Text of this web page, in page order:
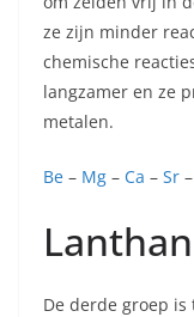
ze zijn minder
chemische
langzamer en ze
metalen.
Be – Mg – Ca – Sr –
De derde groep